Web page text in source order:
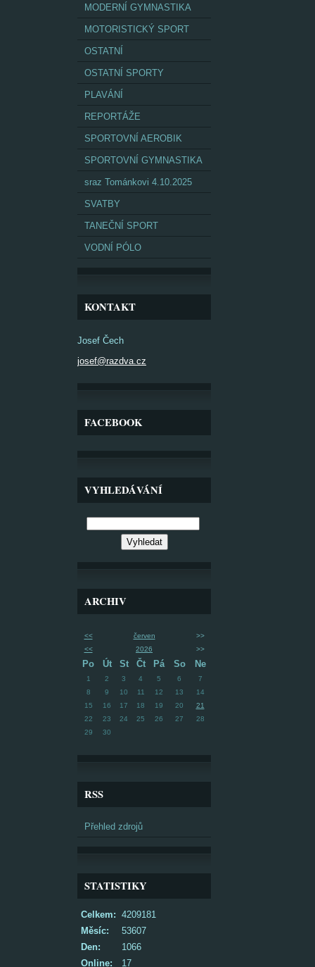
MODERNÍ GYMNASTIKA
MOTORISTICKÝ SPORT
OSTATNÍ
OSTATNÍ SPORTY
PLAVÁNÍ
REPORTÁŽE
SPORTOVNÍ AEROBIK
SPORTOVNÍ GYMNASTIKA
sraz Tománkovi 4.10.2025
SVATBY
TANEČNÍ SPORT
VODNÍ PÓLO
KONTAKT
Josef Čech
josef@razdva.cz
FACEBOOK
VYHLEDÁVÁNÍ
ARCHIV
<< červen
>>
<<
2026 >>
Po Út St Čt Pá So Ne
1 2 3 4 5 6
7
8
9 10 11 12 13
14
15
16 17 18 19 20
21
22
23 24 25 26 27
28
29
30
RSS
Přehled zdrojů
STATISTIKY
Online: 17
Celkem: 4209181
Měsíc:
53607
Den:
1066